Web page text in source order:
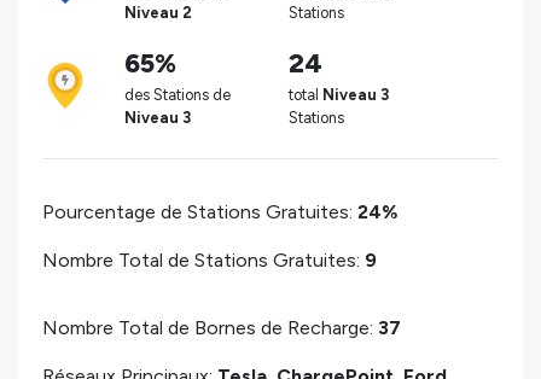
Niveau 2
Stations
65%
des Stations de
Niveau 3
24
total Niveau 3
Stations
Pourcentage de Stations Gratuites: 24%
Nombre Total de Stations Gratuites: 9
Nombre Total de Bornes de Recharge: 37